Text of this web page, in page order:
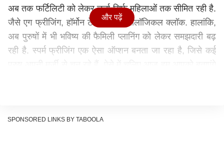
अब तक फर्टिलिटी को लेकर चर्चा सिर्फ महिलाओं तक सीमित रही है.
जैसे एग फ्रीजिंग, हॉर्मोन टेस्ट और बायोलॉजिकल क्लॉक. हालांकि,
अब पुरुषों में भी भविष्य की फैमिली प्लानिंग को लेकर समझदारी बढ़
रही है. स्पर्म फ्रीजिंग एक ऐसा ऑप्शन बनता जा रहा है, जिसे कई
क्या है स्पर्म फ्रीजिंग
और पढ़ें
SPONSORED LINKS BY TABOOLA